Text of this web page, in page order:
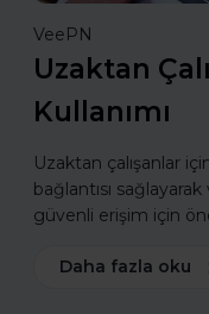
VeePN
Uzaktan
Kullanımı
Uzaktan çalışanlar
bağlantısı
güvenli erişim için
Daha fazla oku